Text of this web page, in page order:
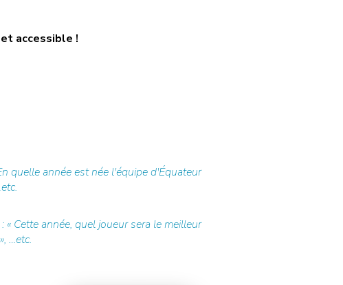
accessible !
quelle année est née l'équipe d'Équateur
Cette année, quel joueur sera le meilleur
…etc.